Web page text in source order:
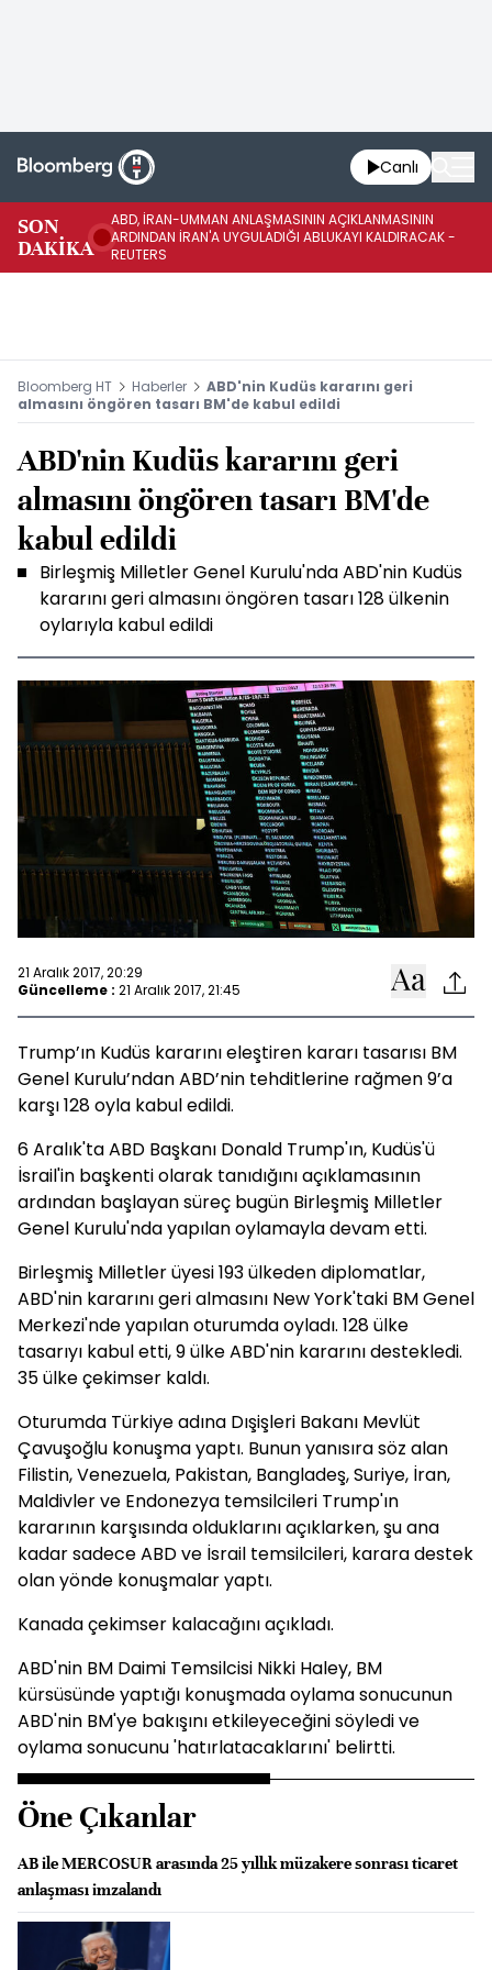
Canlı
SON
DAKİKA
ABD, İRAN-UMMAN ANLAŞMASININ AÇIKLANMASININ
ARDINDAN İRAN'A UYGULADIĞI ABLUKAYI KALDIRACAK -
REUTERS
Bloomberg HT Haberler
ABD'nin Kudüs kararını geri
almasını öngören tasarı BM'de kabul edildi
ABD'nin Kudüs kararını geri
almasını öngören tasarı BM'de
kabul edildi
Birleşmiş Milletler Genel Kurulu'nda ABD'nin Kudüs
kararını geri almasını öngören tasarı 128 ülkenin
oylarıyla kabul edildi
21 Aralık 2017, 20:29
Güncelleme : 21 Aralık 2017, 21:45
Trump’ın Kudüs kararını eleştiren kararı tasarısı BM
Genel Kurulu’ndan ABD’nin tehditlerine rağmen 9’a
karşı 128 oyla kabul edildi.
6 Aralık'ta ABD Başkanı Donald Trump'ın, Kudüs'ü
İsrail'in başkenti olarak tanıdığını açıklamasının
ardından başlayan süreç bugün Birleşmiş Milletler
Genel Kurulu'nda yapılan oylamayla devam etti.
Birleşmiş Milletler üyesi 193 ülkeden diplomatlar,
ABD'nin kararını geri almasını New York'taki BM Genel
Merkezi'nde yapılan oturumda oyladı. 128 ülke
tasarıyı kabul etti, 9 ülke ABD'nin kararını destekledi.
35 ülke çekimser kaldı.
Oturumda Türkiye adına Dışişleri Bakanı Mevlüt
Çavuşoğlu konuşma yaptı. Bunun yanısıra söz alan
Filistin, Venezuela, Pakistan, Bangladeş, Suriye, İran,
Maldivler ve Endonezya temsilcileri Trump'ın
kararının karşısında olduklarını açıklarken, şu ana
kadar sadece ABD ve İsrail temsilcileri, karara destek
olan yönde konuşmalar yaptı.
Kanada çekimser kalacağını açıkladı.
ABD'nin BM Daimi Temsilcisi Nikki Haley, BM
kürsüsünde yaptığı konuşmada oylama sonucunun
ABD'nin BM'ye bakışını etkileyeceğini söyledi ve
oylama sonucunu 'hatırlatacaklarını' belirtti.
Öne Çıkanlar
AB ile MERCOSUR arasında 25 yıllık müzakere sonrası ticaret
anlaşması imzalandı